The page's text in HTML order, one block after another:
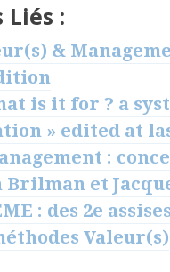
:
&
is it for ? a
» edited at
:
Brilman et
: des 2e
Valeur(s)